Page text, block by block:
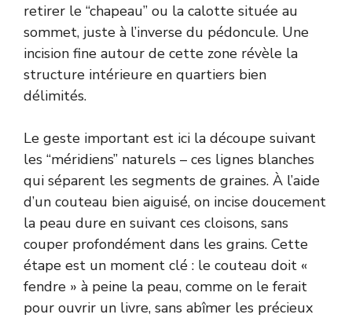
retirer le “chapeau” ou la calotte située au
sommet, juste à l’inverse du pédoncule. Une
incision fine autour de cette zone révèle la
structure intérieure en quartiers bien
délimités.
Le geste important est ici la découpe suivant
les “méridiens” naturels – ces lignes blanches
qui séparent les segments de graines. À l’aide
d’un couteau bien aiguisé, on incise doucement
la peau dure en suivant ces cloisons, sans
couper profondément dans les grains. Cette
étape est un moment clé : le couteau doit «
fendre » à peine la peau, comme on le ferait
pour ouvrir un livre, sans abîmer les précieux